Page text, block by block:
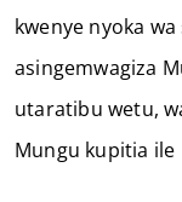
kwenye nyoka
asingemwagiza
utaratibu wetu,
Mungu kupitia ile